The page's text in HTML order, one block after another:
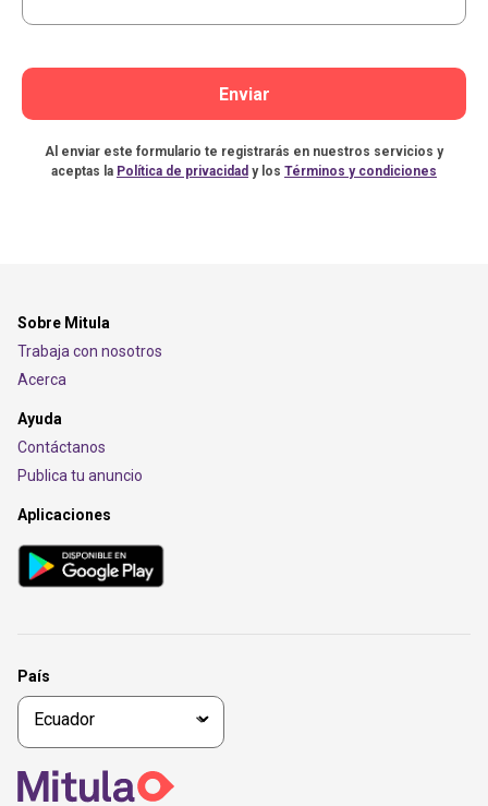
Enviar
Al enviar este formulario te registrarás en nuestros servicios y
aceptas la Política de privacidad y los Términos y condiciones
Sobre Mitula
Trabaja con nosotros
Acerca
Ayuda
Contáctanos
Publica tu anuncio
Aplicaciones
País